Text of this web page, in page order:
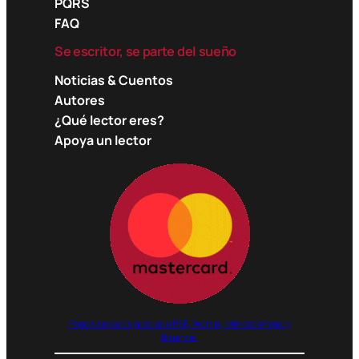
FAQ
Se escritor, se parte del sueño
Noticias & Cuentos
Autores
¿Qué lector eres?
Apoya un lector
Pagos seguros gracias a PSE, Wompi, MercadoPago y
Binance.